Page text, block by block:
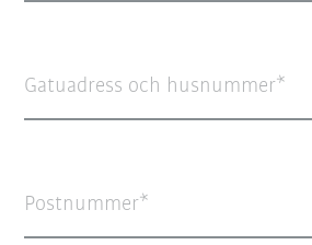
Gatuadress och husnummer
Postnummer